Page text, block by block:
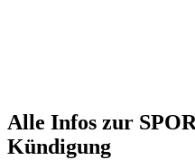
Alle Infos zur
Kündigung